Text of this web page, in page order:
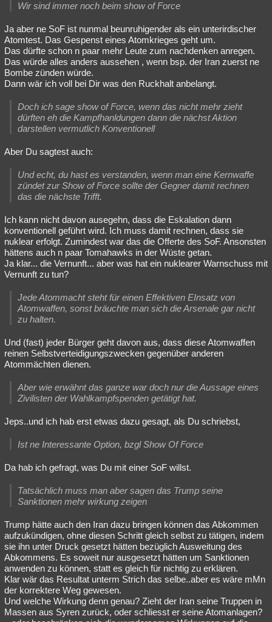
Wir sind immer noch beim show of Force
Ja aber ne SoF ist nunmal beunruhigender als ein unterirdischer
Atomtest. Das Gespenst eines Atomkrieges geht um.
Das dürfte schon n paar mehr Leute zum nachdenken anregen.
Das würde alles anders aussehen , wenn bsp. der Iran zuerst ne
Bombe zünden würde.
Dann wär ich voll bei Dir was den Ruckhalt anbelangt.
Doch ich sage show of Force, wenn das nicht mehr zieht
dürften eh die Kampfhanldungen dann die nächst Aktion
darstellen vermutlich Konventionell
Aber Du sagtest auch:
Und echt, du hast es verstanden, wenn man eine Kernwaffe
zündet zur Show of Force sollte der Gegner damit rechnen
das die nächste Trifft.
Ich kann nicht davon ausegehn, dass die Eskalation dann
konventionell geführt wird. Ich muss damit rechnen, dass sie
nuklear erfolgt. Zumindest war das die Offerte des SoF. Ansonsten
hättens auch n paar Tomahawks in der Wüste getan.
Ja klar... die Vernunft... aber was hat ein nuklearer Warnschuss mit
Vernunft zu tun?
Jede Atommacht steht für einen Effektiven EInsatz von
Atomwaffen, sonst bräuchte man sich die Arsenale gar nicht
zu halten.
Und (fast) jeder Bürger geht davon aus, dass diese Atomwaffen
reinen Selbstverteidigungszwecken gegenüber anderen
Atommächten dienen.
Aber wie erwähnt das ganze war doch nur die Aussage eines
Zivilisten der Wahlkampfspenden getätigt hat.
Jeps..und ich hab erst etwas dazu gesagt, als Du schriebst,
Ist ne Interessante Option, bzgl Show Of Force
Da hab ich gefragt, was Du mit einer SoF willst.
Tatsächlich muss man aber sagen das Trump seine
Sanktionen mehr wirkung zeigen
Trump hätte auch den Iran dazu bringen können das Abkommen
aufzukündigen, ohne diesen Schritt gleich selbst zu tätigen, indem
sie ihn unter Druck gesetzt hätten bezüglich Ausweitung des
Abkommens. Es soweit nur ausgesetzt hätten um Sanktionen
anwenden zu können, statt es gleich für nichtig zu erklären.
Klar wär das Resultat unterm Strich das selbe..aber es wäre mMn
der korrektere Weg gewesen.
Und welche Wirkung denn genau? Zieht der Iran seine Truppen in
Massen aus Syren zurück, oder schliesst er seine Atomanlagen?